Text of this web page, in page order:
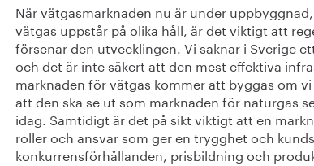
När vätgasmarknaden nu är under
vätgas uppstår på olika håll, är det viktigt att
försenar den utvecklingen. Vi saknar i Sverige
och det är inte säkert att den mest effektiva
marknaden för vätgas kommer att byggas om
att den ska se ut som marknaden för naturgas
idag. Samtidigt är det på sikt viktigt att en
roller och ansvar som ger en trygghet och
konkurrensförhållanden, prisbildning och